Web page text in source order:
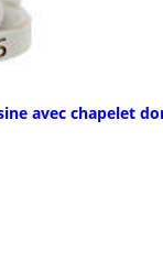
avec chapelet